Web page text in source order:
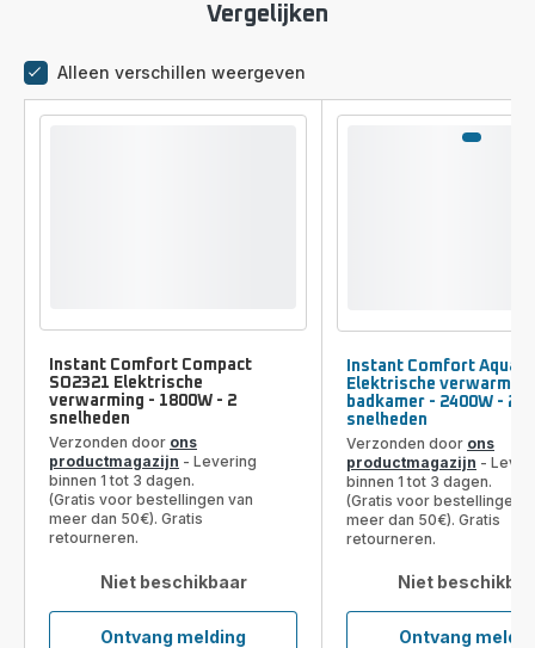
Vergelijken
Alleen verschillen weergeven
Ontvang melding
Instant Comfort Compact
SO2321 Elektrische
verwarming - 1800W - 2
snelheden
Verzonden door ons
productmagazijn - Levering
binnen 1 tot 3 dagen.
(Gratis voor bestellingen van
meer dan 50€). Gratis
retourneren.
Niet beschikbaar
Ontvang
Instant Comfort Aqua
Elektrische
badkamer - 2400W - 2
snelheden
Verzonden door ons
productmagazijn -
binnen 1 tot 3 dagen.
(Gratis voor bestellingen
meer dan 50€). Gratis
retourneren.
Niet